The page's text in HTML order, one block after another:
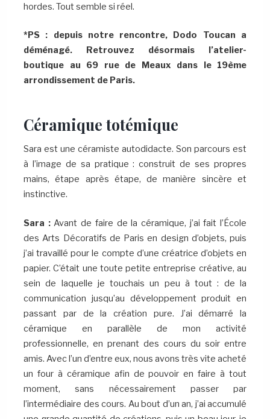
hordes. Tout semble si réel.
*PS : depuis notre rencontre, Dodo Toucan a
déménagé. Retrouvez désormais l’atelier-
boutique au 69 rue de Meaux dans le 19ème
arrondissement de Paris.
Céramique totémique
Sara est une céramiste autodidacte. Son parcours est
à l’image de sa pratique : construit de ses propres
mains, étape après étape, de manière sincère et
instinctive.
Sara :Avant de faire de la céramique, j’ai fait l’École
des Arts Décoratifs de Paris en design d’objets, puis
j’ai travaillé pour le compte d’une créatrice d’objets en
papier. C’était une toute petite entreprise créative, au
sein de laquelle je touchais un peu à tout : de la
communication jusqu’au développement produit en
passant par de la création pure. J’ai démarré la
céramique en parallèle de mon activité
professionnelle, en prenant des cours du soir entre
amis. Avec l’un d’entre eux, nous avons très vite acheté
un four à céramique afin de pouvoir en faire à tout
moment, sans nécessairement passer par
l’intermédiaire des cours. Au bout d’un an, j’ai accumulé